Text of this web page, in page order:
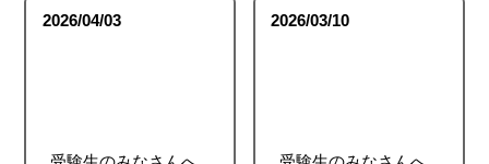
2026/04/03 2026/03/10